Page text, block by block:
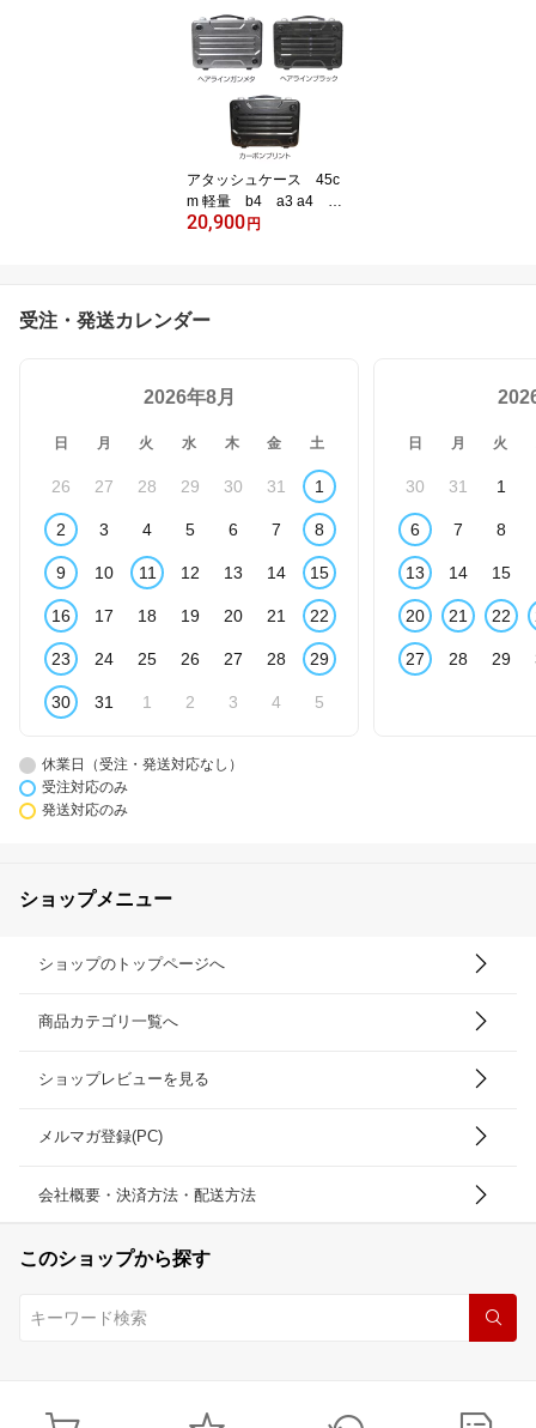
スバッグ ポリカーボネ
ード 大容量 ハードケ
ース 出張 無料ラッピ
ング PCケース PC収
納 PC12inc メンズ
ブリーフケース 父の
日 ギフト 工具箱 524
019
アタッシュケース 45c
m 軽量 b4 a3 a4 ア
ルミ ビジネスバッグ
シャレ 出張 無料ラッ
ピング 送料無料 PC
付 工具箱 524020
20,900 円
受注・発送カレンダー
2026年8月
日 月 火 水 木 金 土
26 27 28 29 30 31 1
2 3 4 5 6 7 8
9 10 11 12 13 14 15
16 17 18 19 20 21 22
23 24 25 26 27 28 29
30 31 1 2 3 4 5
日 月 火
30 31 1
6 7 8
13 14 15
20 21 22
27 28 29
休業日（受注・発送対応なし）
受注対応のみ
発送対応のみ
ショップメニュー
ショップのトップページへ
商品カテゴリ一覧へ
ショップレビューを見る
メルマガ登録(PC)
会社概要・決済方法・配送方法
このショップから探す